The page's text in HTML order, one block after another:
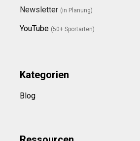
Newsletter (in Planung)
YouTube (50+ Sportarten)
Kategorien
Blog